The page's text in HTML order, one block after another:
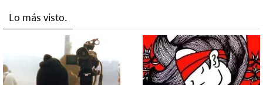
Lo más visto.